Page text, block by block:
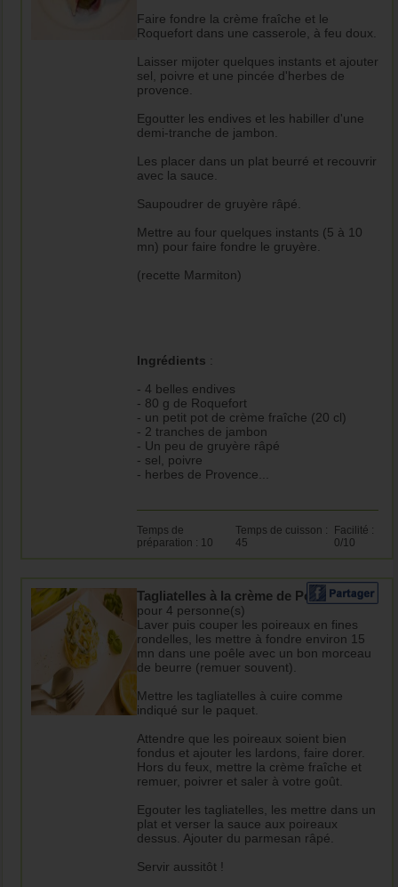
Faire fondre la crème fraîche et le
Roquefort dans une casserole, à feu doux.
Laisser mijoter quelques instants et ajouter
sel, poivre et une pincée d'herbes de
provence.
Egoutter les endives et les habiller d'une
demi-tranche de jambon.
Les placer dans un plat beurré et recouvrir
avec la sauce.
Saupoudrer de gruyère râpé.
Mettre au four quelques instants (5 à 10
mn) pour faire fondre le gruyère.
(recette Marmiton)
Ingrédients :
- 4 belles endives
- 80 g de Roquefort
- un petit pot de crème fraîche (20 cl)
- 2 tranches de jambon
- Un peu de gruyère râpé
- sel, poivre
- herbes de Provence...
Temps de
préparation : 10
Temps de cuisson :
45
Facilité :
0/10
Tagliatelles à la crème de Poireaux
pour 4 personne(s)
Laver puis couper les poireaux en fines
rondelles, les mettre à fondre environ 15
mn dans une poêle avec un bon morceau
de beurre (remuer souvent).
Mettre les tagliatelles à cuire comme
indiqué sur le paquet.
Attendre que les poireaux soient bien
fondus et ajouter les lardons, faire dorer.
Hors du feux, mettre la crème fraîche et
remuer, poivrer et saler à votre goût.
Egouter les tagliatelles, les mettre dans un
plat et verser la sauce aux poireaux
dessus. Ajouter du parmesan râpé.
Servir aussitôt !